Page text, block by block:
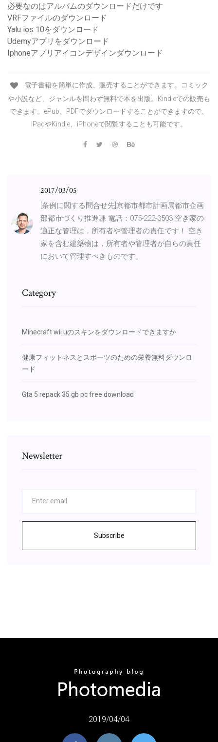
必要なのはアルバムのダウンロードだけです
VRFファイルのダウンロード
Yalu ios 10をダウンロード
Udemyアプリをダウンロード
Iphoneアプリアイコンデザインダウンロード
電子書籍を簡単に作成、販売することができます。コミック
や小説など、ジャンルを問わず無料で本を出版。Kindleでの販売も
できます。ePub、PDFでダウンロードすることができますので、
iPadやKindle、iPhoneで閲覧することも可能です。
2017/03/05
[条例に関する問合せ先]京都市都市計画局都市企画
部都市づくり推進課 電話：075-222-3503 空き家の
適正な管理は，所有者や管理者の責任です！ 空き
家を含む建築物は，所有者や管理者が自らの責任
において管理すべきものです。
Category
Minecraft wii uのスキンをダウンロードできますか
健康フィットネスとスポーツのための栄養無料ダウンロ
ード
Gta 5 repack 35 gb pc free download
Newsletter
Subscribe
2019/04/04